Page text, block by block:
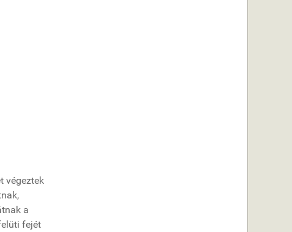
végeztek
a
fejét